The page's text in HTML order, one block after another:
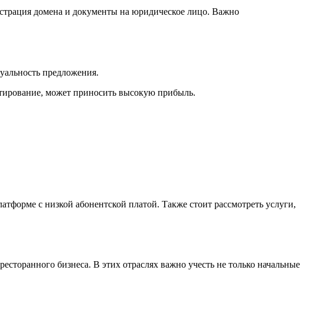
домена и документы на юридическое лицо. Важно
предложения.
может приносить высокую прибыль.
с низкой абонентской платой. Также стоит рассмотреть услуги,
бизнеса. В этих отраслях важно учесть не только начальные